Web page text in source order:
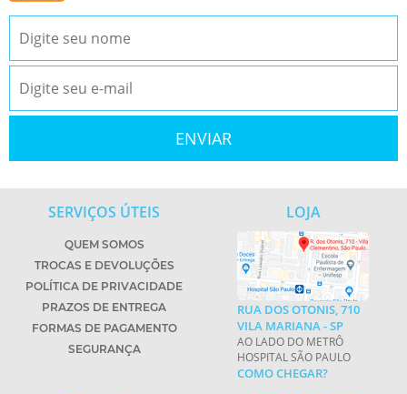
SERVIÇOS ÚTEIS
QUEM SOMOS
TROCAS E DEVOLUÇÕES
POLÍTICA DE PRIVACIDADE
PRAZOS DE ENTREGA
FORMAS DE PAGAMENTO
SEGURANÇA
LOJA
RUA DOS OTONIS, 710
VILA MARIANA - SP
AO LADO DO METRÔ
HOSPITAL SÃO PAULO
COMO CHEGAR?